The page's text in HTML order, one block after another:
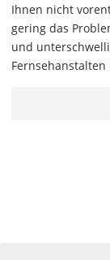
Ihnen nicht
gering das
und
Fernsehanstalten